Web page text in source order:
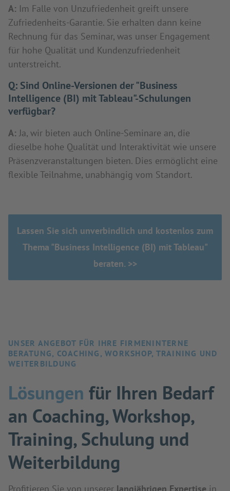
A: Im Falle von Unzufriedenheit greift unsere
Zufriedenheits-Garantie. Sie erhalten dann keine
Rechnung für das Seminar, was unser Engagement
für hohe Qualität und Kundenzufriedenheit
unterstreicht.
Q: Sind Online-Versionen der "Business
Intelligence (BI) mit Tableau"-Schulungen
verfügbar?
A: Ja, wir bieten auch Online-Seminare an, die
dieselbe hohe Qualität und Interaktivität wie unsere
Präsenzveranstaltungen bieten. Dies ermöglicht eine
flexible Teilnahme, unabhängig vom Standort.
Lassen Sie sich unverbindlich und kostenlos zum
Thema "Business Intelligence (BI) mit Tableau"
beraten. >>
UNSER ANGEBOT FÜR IHRE FIRMENINTERNE
BERATUNG, COACHING, WORKSHOP, TRAINING UND
WEITERBILDUNG
Lösungen für Ihren Bedarf
an Coaching, Workshop,
Training, Schulung und
Weiterbildung